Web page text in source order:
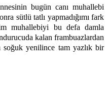
bugün canı muhallebi
sütlü tatlı yapmadığımı fark
muhallebiyi bu defa damla
kalan frambuazlardan
soğuk yenilince tam yazlık bir